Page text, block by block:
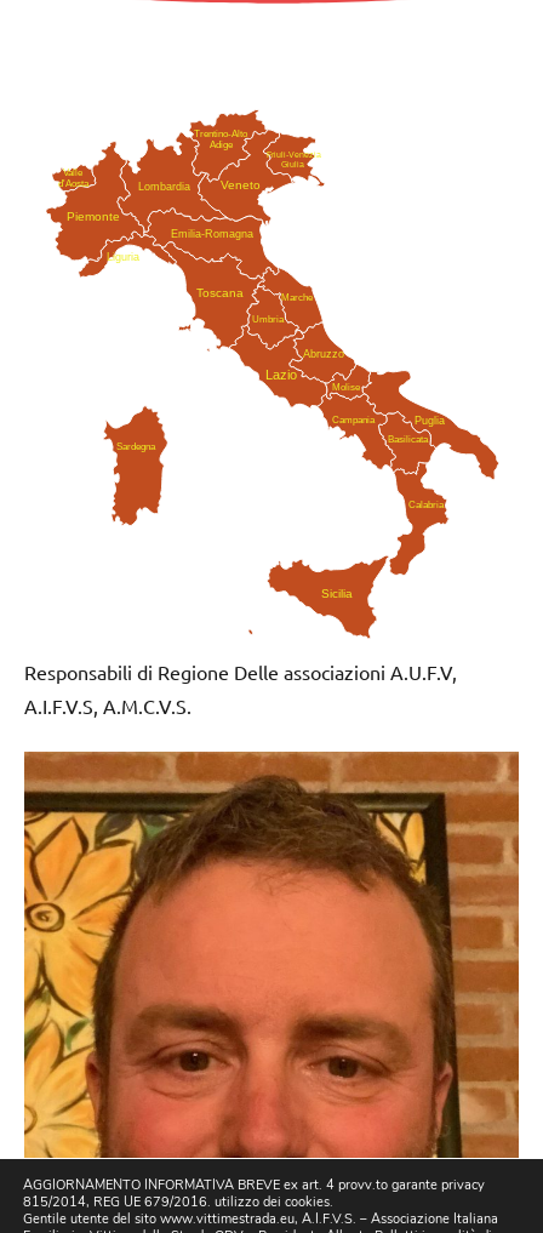
Abruzzo
Valle
d'Aosta
Puglia
Basilicata
Calabria
Campania
Emilia-Romagna
Friuli-Venezia
Giulia
Lazio
Liguria
Lombardia
Marche
Molise
Piemonte
Sardegna
Sicilia
Trentino-Alto
Adige
Toscana
Umbria
Veneto
Responsabili di Regione Delle associazioni A.U.F.V,
A.I.F.V.S, A.M.C.V.S.
AGGIORNAMENTO INFORMATIVA BREVE ex art. 4 provv.to garante privacy
815/2014, REG UE 679/2016. utilizzo dei cookies.
Gentile utente del sito www.vittimestrada.eu, A.I.F.V.S. – Associazione Italiana